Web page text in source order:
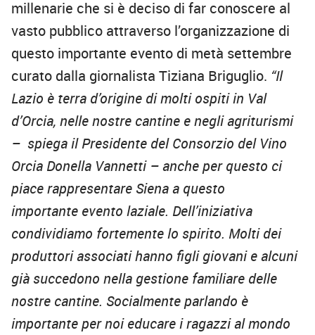
millenarie che si è deciso di far conoscere al
vasto pubblico attraverso l’organizzazione di
questo importante evento di metà settembre
curato dalla giornalista Tiziana Briguglio. “Il
Lazio è terra d’origine di molti ospiti in Val
d’Orcia, nelle nostre cantine e negli agriturismi
– spiega il Presidente del Consorzio del Vino
Orcia Donella Vannetti – anche per questo ci
piace rappresentare Siena a questo
importante evento laziale. Dell’iniziativa
condividiamo fortemente lo spirito. Molti dei
produttori associati hanno figli giovani e alcuni
già succedono nella gestione familiare delle
nostre cantine. Socialmente parlando è
importante per noi educare i ragazzi al mondo